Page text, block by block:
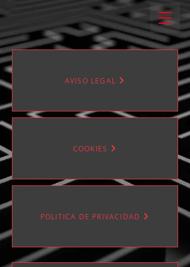
AVISO LEGAL
COOKIES
POLITICA DE PRIVACIDAD